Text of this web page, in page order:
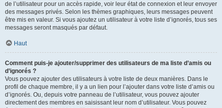
de l’utilisateur pour un accès rapide, voir leur état de connexion et leur envoyer
des messages privés. Selon les thèmes graphiques, leurs messages peuvent
être mis en valeur. Si vous ajoutez un utilisateur à votre liste d’ignorés, tous ses
messages seront masqués par défaut.
Haut
Comment puis-je ajouter/supprimer des utilisateurs de ma liste d’amis ou
d’ignorés ?
Vous pouvez ajouter des utilisateurs à votre liste de deux manières. Dans le
profil de chaque membre, il y a un lien pour l’ajouter dans votre liste d’amis ou
d’ignorés. Ou, depuis votre panneau de l’utilisateur, vous pouvez ajouter
directement des membres en saisissant leur nom d’utilisateur. Vous pouvez